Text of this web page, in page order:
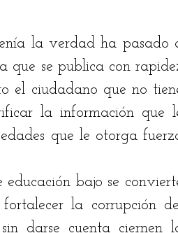
la verdad ha pasado
que se publica con
el ciudadano que no
la información que
que le otorga
bajo se
darse cuenta ciernen